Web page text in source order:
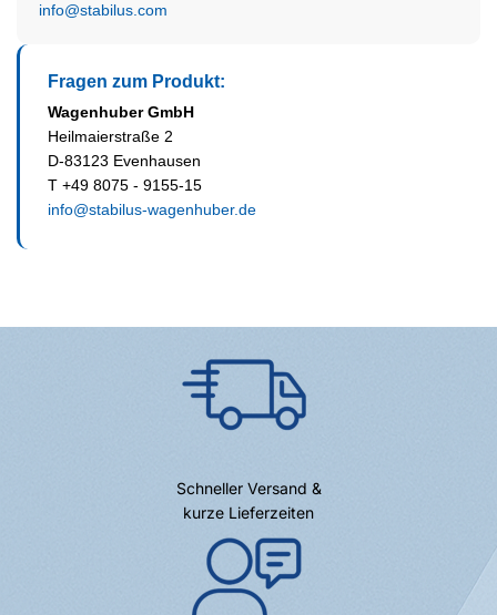
info@stabilus.com
Fragen zum Produkt:
Wagenhuber GmbH
Heilmaierstraße 2
D-83123 Evenhausen
T +49 8075 - 9155-15
info@stabilus-wagenhuber.de
Schneller Versand &
kurze Lieferzeiten